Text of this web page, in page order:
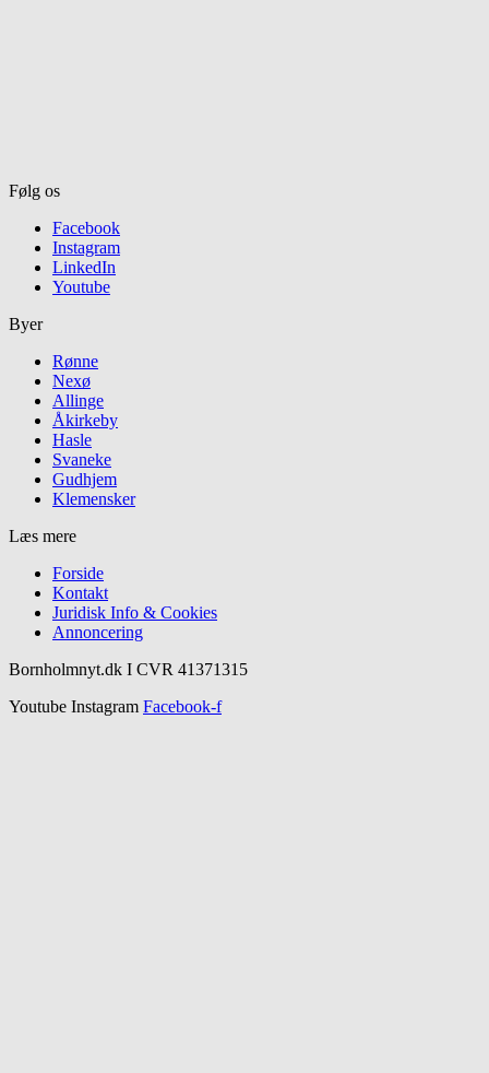
Følg os
Facebook
Instagram
LinkedIn
Youtube
Byer
Rønne
Nexø
Allinge
Åkirkeby
Hasle
Svaneke
Gudhjem
Klemensker
Læs mere
Forside
Kontakt
Juridisk Info & Cookies​
Annoncering
Bornholmnyt.dk I CVR 41371315
Youtube Instagram Facebook-f